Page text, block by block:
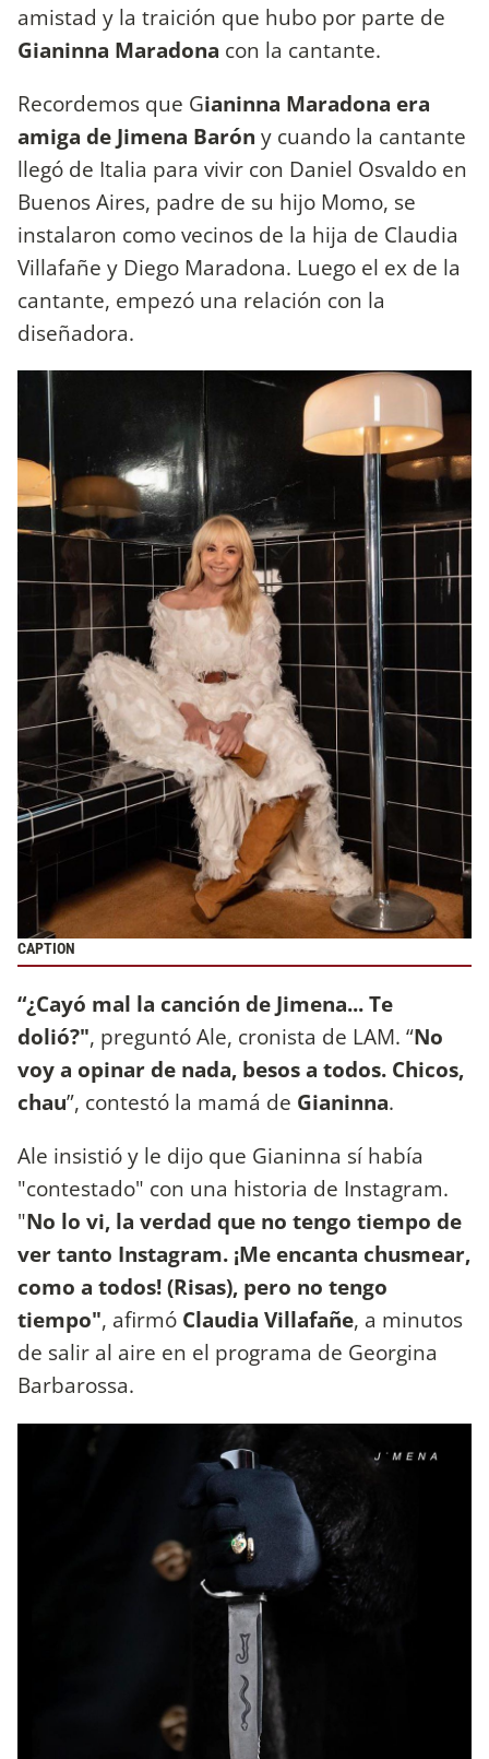
amistad y la traición que hubo por parte de
Gianinna Maradona con la cantante.
Recordemos que Gianinna Maradona era
amiga de Jimena Barón y cuando la cantante
llegó de Italia para vivir con Daniel Osvaldo en
Buenos Aires, padre de su hijo Momo, se
instalaron como vecinos de la hija de Claudia
Villafañe y Diego Maradona. Luego el ex de la
cantante, empezó una relación con la
diseñadora.
CAPTION
“¿Cayó mal la canción de Jimena... Te
dolió?", preguntó Ale, cronista de LAM. “No
voy a opinar de nada, besos a todos. Chicos,
chau”, contestó la mamá de Gianinna.
Ale insistió y le dijo que Gianinna sí había
"contestado" con una historia de Instagram.
"No lo vi, la verdad que no tengo tiempo de
ver tanto Instagram. ¡Me encanta chusmear,
como a todos! (Risas), pero no tengo
tiempo", afirmó Claudia Villafañe, a minutos
de salir al aire en el programa de Georgina
Barbarossa.